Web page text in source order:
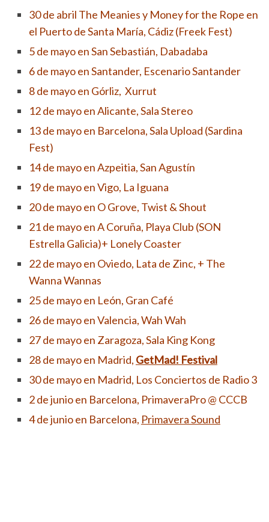
30 de abril The Meanies y Money for the Rope en
el Puerto de Santa María, Cádiz (Freek Fest)
5 de mayo en San Sebastián, Dabadaba
6 de mayo en Santander, Escenario Santander
8 de mayo en Górliz, Xurrut
12 de mayo en Alicante, Sala Stereo
13 de mayo en Barcelona, Sala Upload (Sardina
Fest)
14 de mayo en Azpeitia, San Agustín
19 de mayo en Vigo, La Iguana
20 de mayo en O Grove, Twist & Shout
21 de mayo en A Coruña, Playa Club (SON
Estrella Galicia)+ Lonely Coaster
22 de mayo en Oviedo, Lata de Zinc, + The
Wanna Wannas
25 de mayo en León, Gran Café
26 de mayo en Valencia, Wah Wah
27 de mayo en Zaragoza, Sala King Kong
28 de mayo en Madrid, GetMad! Festival
30 de mayo en Madrid, Los Conciertos de Radio 3
2 de junio en Barcelona, PrimaveraPro @ CCCB
4 de junio en Barcelona, Primavera Sound